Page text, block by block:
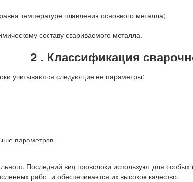
температуре плавления основного металла;
составу свариваемого металла.
2 . Классификация
учитываются следующие ее параметры:
параметров.
Последний вид проволоки используют для
работ и обеспечивается их высокое качество.